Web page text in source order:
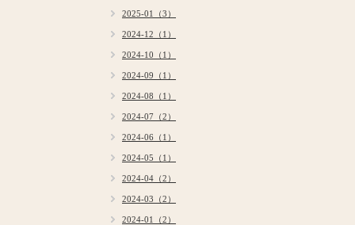
2025-01（3）
2024-12（1）
2024-10（1）
2024-09（1）
2024-08（1）
2024-07（2）
2024-06（1）
2024-05（1）
2024-04（2）
2024-03（2）
2024-01（2）